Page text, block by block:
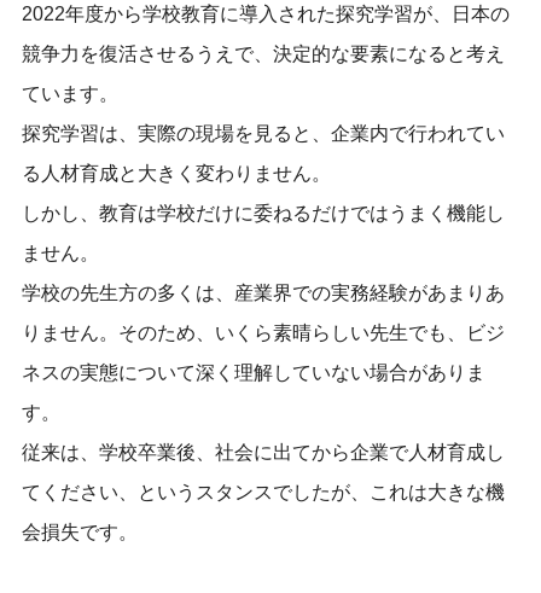
2022年度から学校教育に導入された探究学習が、日本の
競争力を復活させるうえで、決定的な要素になると考え
ています。
探究学習は、実際の現場を見ると、企業内で行われてい
る人材育成と大きく変わりません。
しかし、教育は学校だけに委ねるだけではうまく機能し
ません。
学校の先生方の多くは、産業界での実務経験があまりあ
りません。そのため、いくら素晴らしい先生でも、ビジ
ネスの実態について深く理解していない場合がありま
す。
従来は、学校卒業後、社会に出てから企業で人材育成し
てください、というスタンスでしたが、これは大きな機
会損失です。